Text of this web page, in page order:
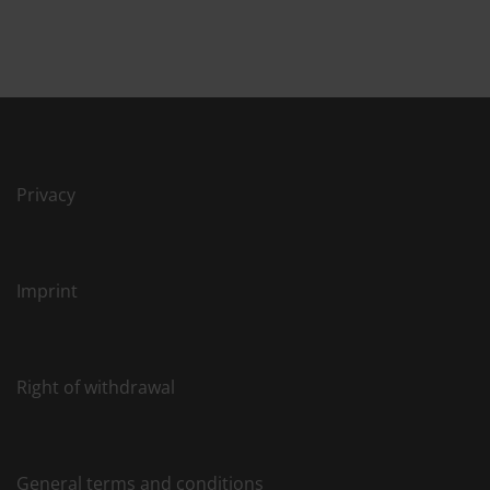
Privacy
Imprint
Right of withdrawal
General terms and conditions